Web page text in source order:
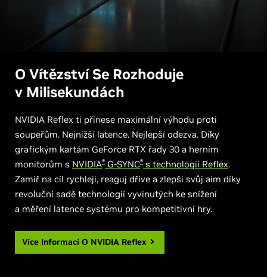
O Vítězství Se Rozhoduje
v Milisekundách
NVIDIA Reflex ti přinese maximální výhodu proti
soupeřům. Nejnižší latence. Nejlepší odezva. Díky
grafickým kartám GeForce RTX řady 30 a herním
monitorům s NVIDIA® G-SYNC® s technologií Reflex.
Zamiř na cíl rychleji, reaguj dříve a zlepši svůj aim díky
revoluční sadě technologií vyvinutých ke snížení
a měření latence systému pro kompetitivní hry.
Více Informací O NVIDIA Reflex